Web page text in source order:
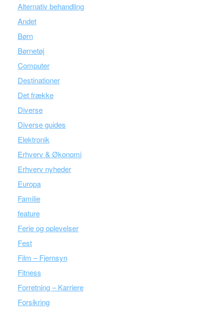
Alternativ behandling
Andet
Børn
Børnetøj
Computer
Destinationer
Det frække
Diverse
Diverse guides
Elektronik
Erhverv & Økonomi
Erhverv nyheder
Europa
Familie
feature
Ferie og oplevelser
Fest
Film – Fjernsyn
Fitness
Forretning – Karriere
Forsikring